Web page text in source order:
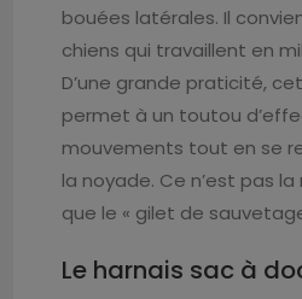
bouées latérales. Il
chiens qui travaillent en
D’une grande praticité,
permet à un toutou
mouvements tout en se
la noyade. Ce n’est pas
que le « gilet de
Le harnais sac à